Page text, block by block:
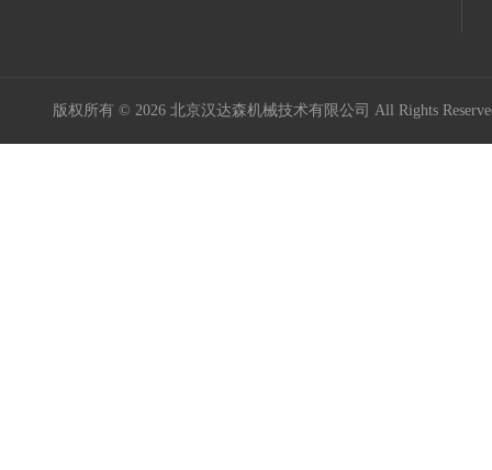
版权所有 © 2026 北京汉达森机械技术有限公司 All Rights